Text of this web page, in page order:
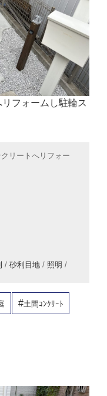
フォームし駐輪ス
リートへリフォー
/砂利目地 / 照明 /
土間ｺﾝｸﾘｰﾄ